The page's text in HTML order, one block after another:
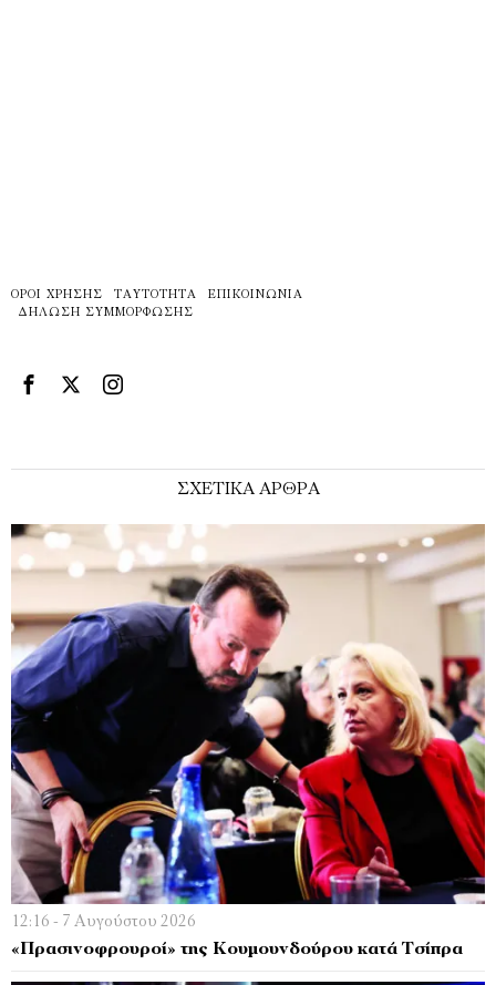
ΌΡΟΙ ΧΡΉΣΗΣ ΤΑΥΤΌΤΗΤΑ
ΕΠΙΚΟΙΝΩΝΊΑ
ΔΉΛΩΣΗ ΣΥΜΜΌΡΦΩΣΗΣ
ΣΧΕΤΙΚΑ ΑΡΘΡΑ
12:16 - 7 Αυγούστου 2026
«Πρασινοφρουροί» της Κουμουνδούρου κατά Τσίπρα